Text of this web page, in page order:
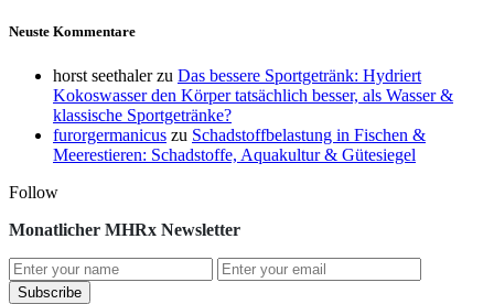
Neuste Kommentare
horst seethalerzu Das bessere Sportgetränk: Hydriert
Kokoswasser den Körper tatsächlich besser, als Wasser &
klassische Sportgetränke?
furorgermanicus zu Schadstoffbelastung in Fischen &
Meerestieren: Schadstoffe, Aquakultur & Gütesiegel
Follow
Monatlicher MHRx Newsletter
Subscribe